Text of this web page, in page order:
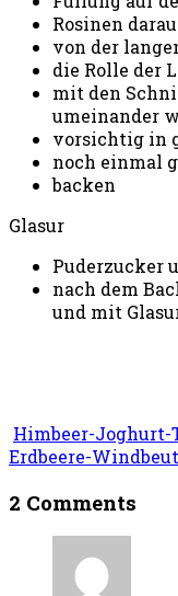
Rosinen
von der
die Rolle der
mit den
umeinander
vorsichtig in
noch einmal
backen
Glasur
Puderzucker
nach dem
und mit
Himbeer-
Erdbeere-
2 Comments